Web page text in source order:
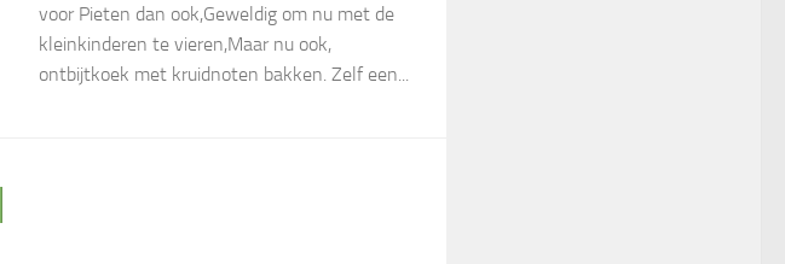
voor Pieten dan ook,Geweldig om nu met de
kleinkinderen te vieren,Maar nu ook,
ontbijtkoek met kruidnoten bakken. Zelf een...